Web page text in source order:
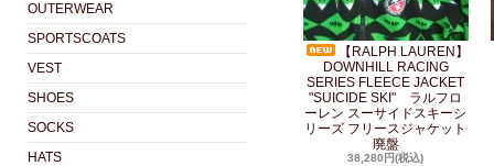
OUTERWEAR
SPORTSCOATS
VEST
SHOES
SOCKS
HATS
【RALPH LAUREN】
DOWNHILL RACING
SERIES FLEECE JACKET
"SUICIDE SKI" ラルフロ
ーレン スーサイドスキーシ
リーズ フリースジャケット
廃盤
38,280円(税込)